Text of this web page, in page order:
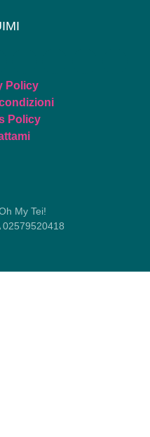
Policy
Policy
My Tei!
02579520418